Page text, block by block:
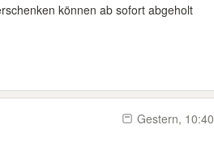
können ab sofort abgeholt
Gestern, 10:40